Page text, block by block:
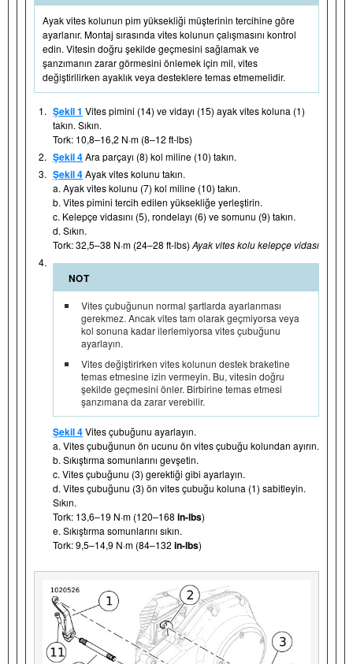
Ayak vites kolunun pim yüksekliği müşterinin tercihine göre
ayarlanır. Montaj sırasında vites kolunun çalışmasını kontrol
edin. Vitesin doğru şekilde geçmesini sağlamak ve
şanzımanın zarar görmesini önlemek için mil, vites
değiştirilirken ayaklık veya desteklere temas etmemelidir.
1. Şekil 1 Vites pimini (14) ve vidayı (15) ayak vites koluna (1)
takın. Sıkın.
Tork: 10,8–16,2 N·m (8–12 ft-lbs)
2. Şekil 4Ara parçayı (8) kol miline (10) takın.
3. Şekil 4Ayak vites kolunu takın.
a. Ayak vites kolunu (7) kol miline (10) takın.
b. Vites pimini tercih edilen yüksekliğe yerleştirin.
c. Kelepçe vidasını (5), rondelayı (6) ve somunu (9) takın.
d. Sıkın.
Tork: 32,5–38 N·m (24–28 ft-lbs) Ayak vites kolu kelepçe vidası
4.
NOT
Vites çubuğunun normal şartlarda ayarlanması
gerekmez. Ancak vites tam olarak geçmiyorsa veya
kol sonuna kadar ilerlemiyorsa vites çubuğunu
ayarlayın.
Vites değiştirirken vites kolunun destek braketine
temas etmesine izin vermeyin. Bu, vitesin doğru
şekilde geçmesini önler. Birbirine temas etmesi
şanzımana da zarar verebilir.
Şekil 4Vites çubuğunu ayarlayın.
a. Vites çubuğunun ön ucunu ön vites çubuğu kolundan ayırın.
b. Sıkıştırma somunlarını gevşetin.
c. Vites çubuğunu (3) gerektiği gibi ayarlayın.
d. Vites çubuğunu (3) ön vites çubuğu koluna (1) sabitleyin.
Sıkın.
Tork: 13,6–19 N·m (120–168 in-lbs)
e. Sıkıştırma somunlarını sıkın.
Tork: 9,5–14,9 N·m (84–132 in-lbs)